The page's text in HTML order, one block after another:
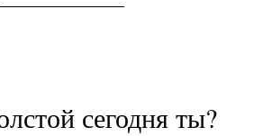
сегодня ты?